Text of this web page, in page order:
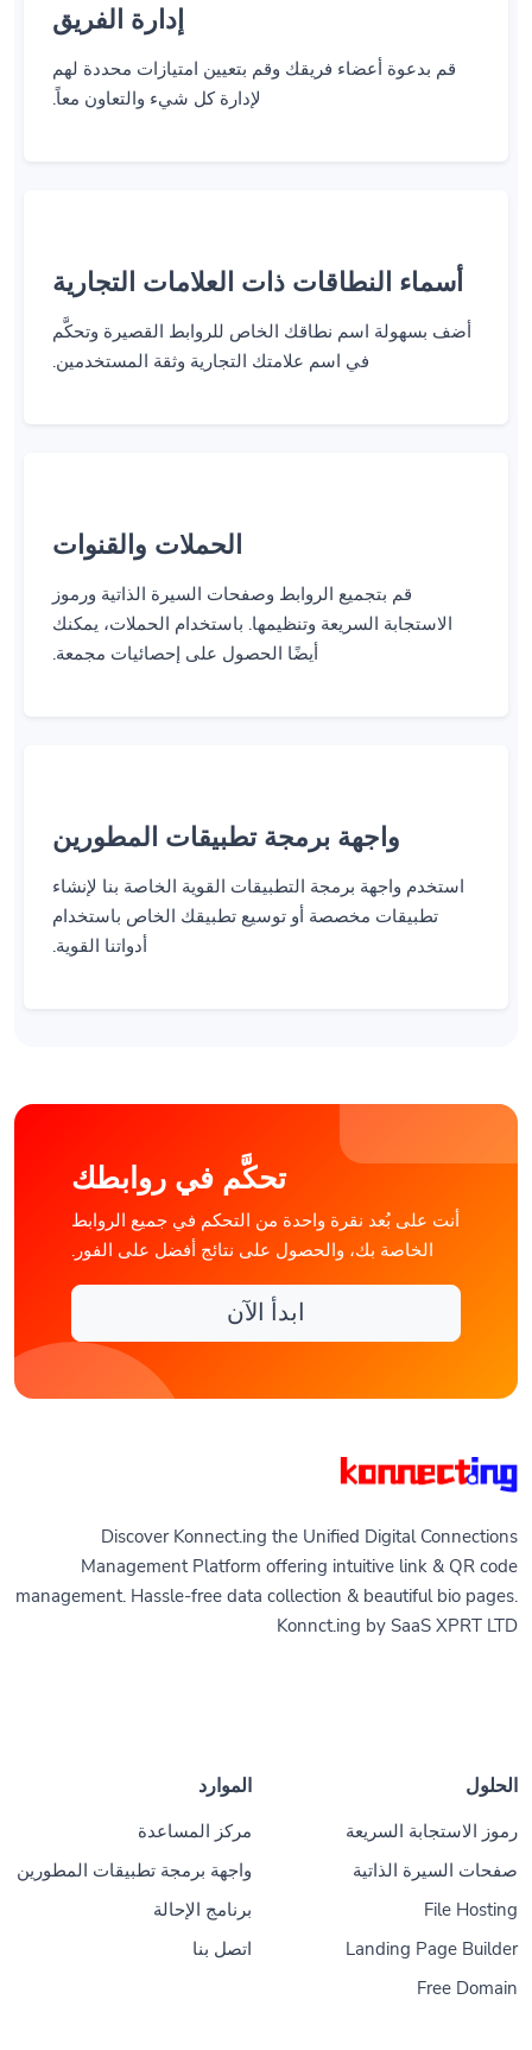
إدارة الفريق
قم بدعوة أعضاء فريقك وقم بتعيين امتيازات محددة لهم
لإدارة كل شيء والتعاون معاً.
أسماء النطاقات ذات العلامات التجارية
أضف بسهولة اسم نطاقك الخاص للروابط القصيرة وتحكَّم
في اسم علامتك التجارية وثقة المستخدمين.
الحملات والقنوات
قم بتجميع الروابط وصفحات السيرة الذاتية ورموز
الاستجابة السريعة وتنظيمها. باستخدام الحملات، يمكنك
أيضًا الحصول على إحصائيات مجمعة.
واجهة برمجة تطبيقات المطورين
استخدم واجهة برمجة التطبيقات القوية الخاصة بنا لإنشاء
تطبيقات مخصصة أو توسيع تطبيقك الخاص باستخدام
أدواتنا القوية.
تحكَّم في روابطك
أنت على بُعد نقرة واحدة من التحكم في جميع الروابط
الخاصة بك، والحصول على نتائج أفضل على الفور.
ابدأ الآن
Discover Konnect.ing the Unified Digital Connections
Management Platform offering intuitive link & QR code
management. Hassle-free data collection & beautiful bio pages.
Konnct.ing by SaaS XPRT LTD
الحلول
رموز الاستجابة السريعة
صفحات السيرة الذاتية
File Hosting
Landing Page Builder
Free Domain
الموارد
مركز المساعدة
واجهة برمجة تطبيقات المطورين
برنامج الإحالة
اتصل بنا